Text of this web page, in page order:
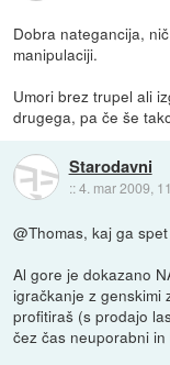
Dobra nategancija,
manipulaciji.
Umori brez trupel ali
drugega, pa če še
Starodavni
::4. mar 2009,
@Thomas, kaj ga
Al gore je dokazano
igračkanje z genskimi
profitiraš (s prodajo
čez čas neuporabni